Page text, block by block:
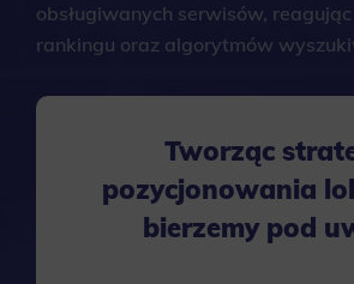
obsługiwanych serwisów,
rankingu oraz algorytmów
Tworząc
pozycjonowania
bierzemy pod